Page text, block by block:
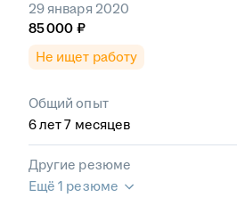
29 января 2020
85 000 ₽
Не ищет работу
Общий опыт
6лет 7 месяцев
Другие резюме
Ещё 1 резюме